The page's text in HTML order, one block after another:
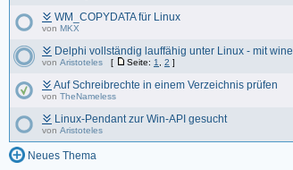
WM_COPYDATA für Linux
von MKX
Delphi vollständig lauffähig unter Linux - mit wine
von Aristoteles [ Seite: 1 2 ]
Auf Schreibrechte in einem Verzeichnis prüfen
von TheNameless
Linux-Pendant zur Win-API gesucht
von Aristoteles
Neues Thema